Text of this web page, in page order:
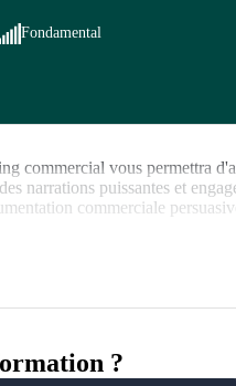
Fondamental
commercial vous permettra
narrations puissantes et
commerciale
?